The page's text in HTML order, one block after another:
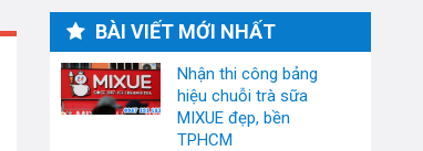
BÀI VIẾT MỚI NHẤT
Nhận thi công bảng
hiệu chuỗi trà sữa
MIXUE đẹp, bền
TPHCM